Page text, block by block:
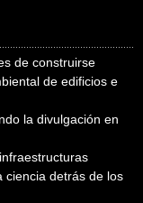
de construirse
de edificios e
la divulgación en
ciencia detrás de los